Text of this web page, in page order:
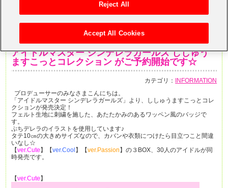
アイドルマスター シンデレラガールズ ししゅう
ますこっとコレクション がご予約開始です☆
カテゴリ：
INFORMATION
プロデューサーのみなさまこんにちは。
「アイドルマスター シンデレラガールズ」より、ししゅうますこっとコレ
クションが発売決定！
フェルト生地に刺繍を施した、あたたかみのあるワッペン風のバッジで
す。
ぷちデレラのイラストを使用しています♪
タテ10㎝の大きめサイズなので、カバンや衣類につけたら目立つこと間違
いなし☆
【ver.Cute 】【ver.Cool 】【ver.Passion 】の３BOX、30人のアイドルが同
時発売です。
【ver.Cute 】
Reject All
Accept All Cookies